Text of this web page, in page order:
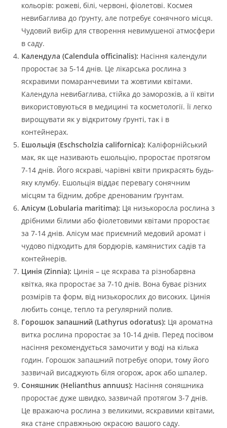
кольорів: рожеві, білі, червоні, фіолетові. Космея
невибаглива до ґрунту, але потребує сонячного місця.
Чудовий вибір для створення невимушеної атмосфери
в саду.
Календула (Calendula officinalis): Насіння календули
проростає за 5-14 днів. Це лікарська рослина з
яскравими помаранчевими та жовтими квітами.
Календула невибаглива, стійка до заморозків, а її квіти
використовуються в медицині та косметології. Її легко
вирощувати як у відкритому ґрунті, так і в
контейнерах.
Ешольція (Eschscholzia californica): Каліфорнійський
мак, як ще називають ешольцію, проростає протягом
7-14 днів. Його яскраві, чарівні квіти прикрасять будь-
яку клумбу. Ешольція віддає перевагу сонячним
місцям та бідним, добре дренованим ґрунтам.
Алісум (Lobularia maritima): Ця низькоросла рослина з
дрібними білими або фіолетовими квітами проростає
за 7-14 днів. Алісум має приємний медовий аромат і
чудово підходить для бордюрів, камянистих садів та
контейнерів.
Цинія (Zinnia): Цинія – це яскрава та різнобарвна
квітка, яка проростає за 7-10 днів. Вона буває різних
розмірів та форм, від низькорослих до високих. Цинія
любить сонце, тепло та регулярний полив.
Горошок запашний (Lathyrus odoratus): Ця ароматна
витка рослина проростає за 10-14 днів. Перед посівом
насіння рекомендується замочити у воді на кілька
годин. Горошок запашний потребує опори, тому його
зазвичай висаджують біля огорож, арок або шпалер.
Соняшник (Helianthus annuus): Насіння соняшника
проростає дуже швидко, зазвичай протягом 3-7 днів.
Це вражаюча рослина з великими, яскравими квітами,
яка стане справжньою окрасою вашого саду.